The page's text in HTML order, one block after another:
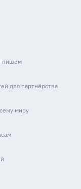
пишем
для партнёрства
миру